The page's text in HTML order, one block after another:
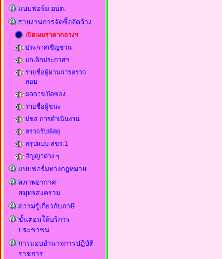
แบบฟอร์ม อบต.
รายงานการจัดซื้อจัดจ้าง
เปิดเผยราคากลางฯ
ประกาศเชิญชวน
ยกเลิกประกาศฯ
รายชื่อผู้ผ่านการตรวจ
สอบ
ผลการเปิดซอง
รายชื่อผู้ชนะ
ปชส.การดำเนินงาน
ตรวจรับพัสดุ
สรุปแบบ สขร.1
สัญญาต่าง ๆ
แบบฟอร์มทางกฎหมาย
สภาพอากาศ
สมุทรสงคราม
ความรู้เกี่ยวกับภาษี
ขั้นตอนให้บริการ
ประชาชน
การมอบอำนาจการปฏิบัติ
ราชการ